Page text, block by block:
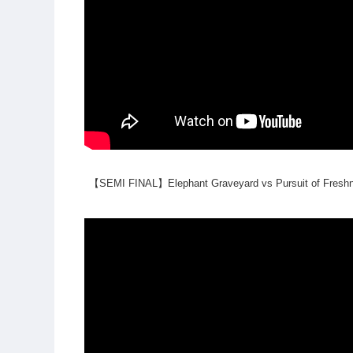
【SEMI FINAL】Elephant Graveyard vs Pursuit of